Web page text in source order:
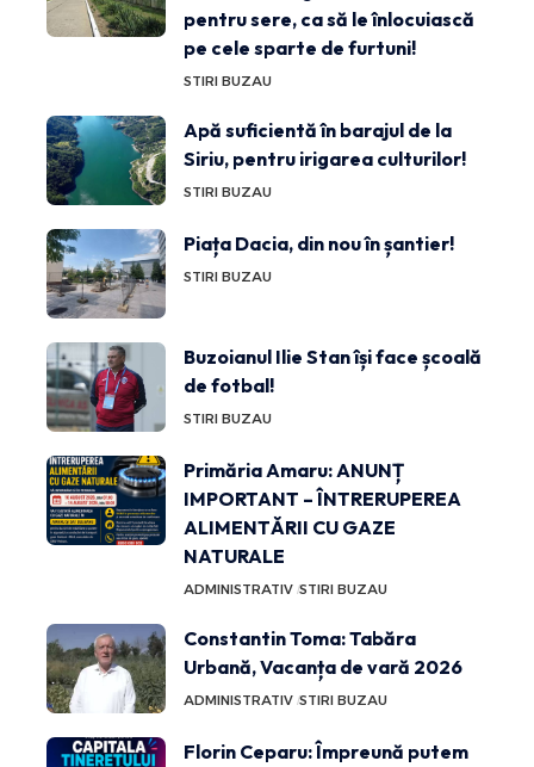
pentru sere, ca să le înlocuiască
pe cele sparte de furtuni!
STIRI BUZAU
Apă suficientă în barajul de la
Siriu, pentru irigarea culturilor!
STIRI BUZAU
Piața Dacia, din nou în șantier!
STIRI BUZAU
Buzoianul Ilie Stan își face școală
de fotbal!
STIRI BUZAU
Primăria Amaru: ANUNȚ
IMPORTANT – ÎNTRERUPEREA
ALIMENTĂRII CU GAZE
NATURALE
ADMINISTRATIV STIRI BUZAU
Constantin Toma: Tabăra
Urbană, Vacanța de vară 2026
ADMINISTRATIV STIRI BUZAU
Florin Ceparu: Împreună putem